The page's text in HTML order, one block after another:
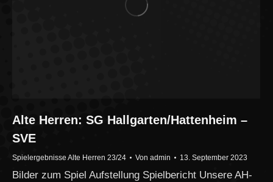
Alte Herren: SG Hallgarten/Hattenheim –
SVE
Spielergebnisse Alte Herren 23/24 Von admin 13. September 2023
Bilder zum Spiel Aufstellung Spielbericht Unsere AH-